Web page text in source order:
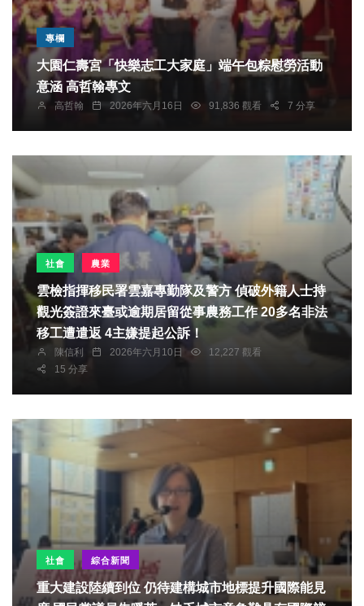
專欄
大園仁壽宮「快樂志工大家庭」端午包粽慰勞活動
意涵 高哲翰專文
高哲翰 2026年六月16日 91,836 觀看 7 分享
社會 農業
雲檢指揮移民署雲嘉專勤隊及警方 偵破外籍人士持
觀光簽證來臺或逾期居留從事農務工作 20多名非法
移工遭遣返 4主嫌提起公訴！
陳信利 2026年六月10日
12,227 觀看
15 分享
社會 綜合新聞
重大建設陸續到位 仍待建構城市地標提升國際能見